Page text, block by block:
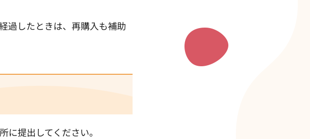
過したときは、再購入も補助
に提出してください。